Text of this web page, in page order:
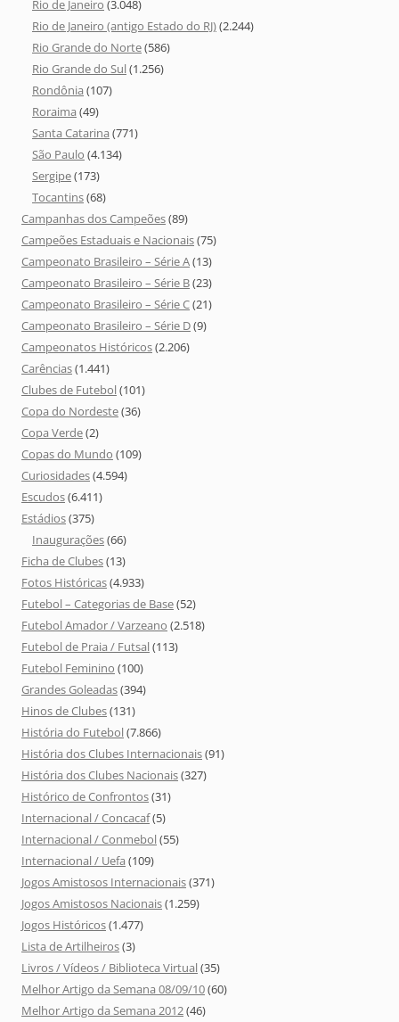
Rio de Janeiro (3.048)
Rio de Janeiro (antigo Estado do RJ)(2.244)
Rio Grande do Norte(586)
Rio Grande do Sul(1.256)
Rondônia (107)
Roraima (49)
Santa Catarina (771)
São Paulo (4.134)
Sergipe(173)
Tocantins(68)
Campanhas dos Campeões(89)
Campeões Estaduais e Nacionais(75)
Campeonato Brasileiro – Série A(13)
Campeonato Brasileiro – Série B(23)
Campeonato Brasileiro – Série C(21)
Campeonato Brasileiro – Série D(9)
Campeonatos Históricos(2.206)
Carências(1.441)
Clubes de Futebol(101)
Copa do Nordeste(36)
Copa Verde(2)
Copas do Mundo (109)
Curiosidades(4.594)
Escudos(6.411)
Estádios(375)
Inaugurações(66)
Ficha de Clubes(13)
Fotos Históricas(4.933)
Futebol – Categorias de Base(52)
Futebol Amador / Varzeano (2.518)
Futebol de Praia / Futsal(113)
Futebol Feminino (100)
Grandes Goleadas(394)
Hinos de Clubes(131)
História do Futebol(7.866)
História dos Clubes Internacionais(91)
História dos Clubes Nacionais(327)
Histórico de Confrontos(31)
Internacional / Concacaf(5)
Internacional / Conmebol(55)
Internacional / Uefa (109)
Jogos Amistosos Internacionais(371)
Jogos Amistosos Nacionais(1.259)
Jogos Históricos(1.477)
Lista de Artilheiros(3)
Livros / Vídeos / Biblioteca Virtual(35)
Melhor Artigo da Semana 08/09/10(60)
Melhor Artigo da Semana 2012(46)